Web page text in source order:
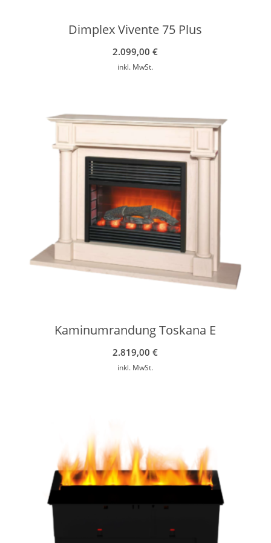
Dimplex Vivente 75 Plus
2.099,00€
inkl. MwSt.
Kaminumrandung Toskana E
2.819,00€
inkl. MwSt.